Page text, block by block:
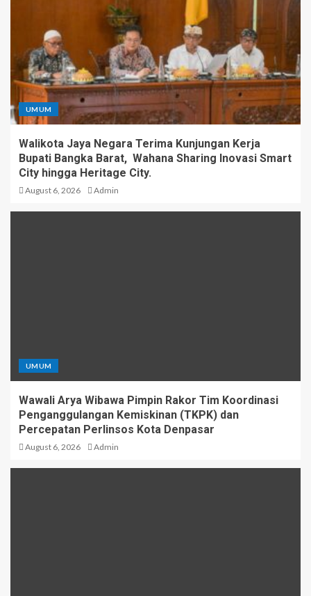
UMUM
Walikota Jaya Negara Terima Kunjungan Kerja
Bupati Bangka Barat, Wahana Sharing Inovasi Smart
City hingga Heritage City.
August 6, 2026 Admin
UMUM
Wawali Arya Wibawa Pimpin Rakor Tim Koordinasi
Penganggulangan Kemiskinan (TKPK) dan
Percepatan Perlinsos Kota Denpasar
August 6, 2026 Admin